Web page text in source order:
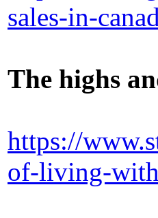
sales-in-
The highs
https://
of-living-